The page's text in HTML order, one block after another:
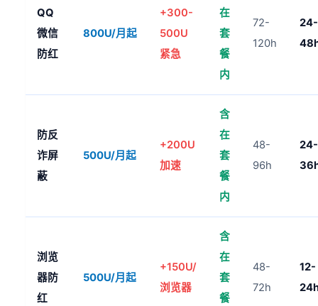
QQ
微信
防红
800U/月起
+300-
500U
紧急
在
套
餐
内
72-
120h
24-
防反
诈屏
蔽
500U/月起
+200U
加速
含
在
套
餐
内
48-
96h
24-
浏览
器防
红
500U/月起
+150U/
浏览器
含
在
套
餐
48-
72h
12-